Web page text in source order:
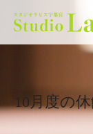
10月度の